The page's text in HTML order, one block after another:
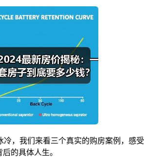
冷，我们来看三个真实的购房案例，感受
后的具体人生。